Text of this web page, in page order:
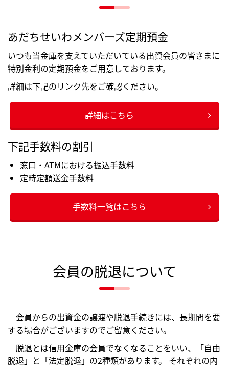
あだちせいわメンバーズ定期預金
いつも当金庫を支えていただいている出資会員の皆さまに
特別金利の定期預金をご用意しております。
詳細は下記のリンク先をご確認ください。
詳細はこちら
下記手数料の割引
窓口・ATMにおける振込手数料
定時定額送金手数料
手数料一覧はこちら
会員の脱退について
会員からの出資金の譲渡や脱退手続きには、長期間を要
する場合がございますのでご留意ください。
脱退とは信用金庫の会員でなくなることをいい、「自由
脱退」と「法定脱退」の2種類があります。 それぞれの内